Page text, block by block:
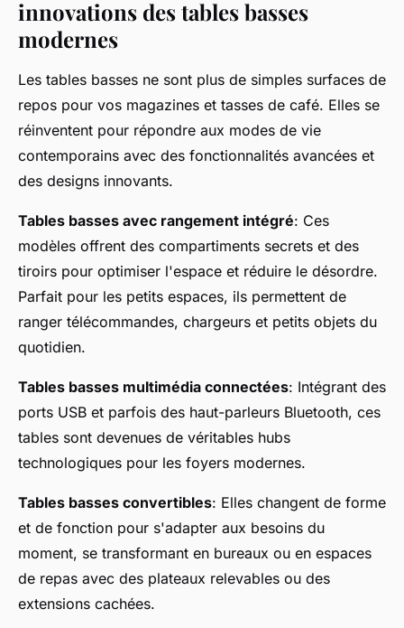
innovations des tables basses
modernes
Les tables basses ne sont plus de simples surfaces de
repos pour vos magazines et tasses de café. Elles se
réinventent pour répondre aux modes de vie
contemporains avec des fonctionnalités avancées et
des designs innovants.
Tables basses avec rangement intégré: Ces
modèles offrent des compartiments secrets et des
tiroirs pour optimiser l'espace et réduire le désordre.
Parfait pour les petits espaces, ils permettent de
ranger télécommandes, chargeurs et petits objets du
quotidien.
Tables basses multimédia connectées: Intégrant des
ports USB et parfois des haut-parleurs Bluetooth, ces
tables sont devenues de véritables hubs
technologiques pour les foyers modernes.
Tables basses convertibles: Elles changent de forme
et de fonction pour s'adapter aux besoins du
moment, se transformant en bureaux ou en espaces
de repas avec des plateaux relevables ou des
extensions cachées.